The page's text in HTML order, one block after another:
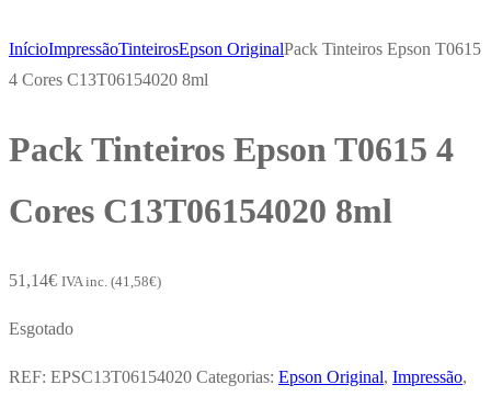
InícioImpressãoTinteirosEpson OriginalPack Tinteiros Epson T0615
4 Cores C13T06154020 8ml
Pack Tinteiros Epson T0615 4
Cores C13T06154020 8ml
51,14€ IVA inc. (41,58€)
Esgotado
REF: EPSC13T06154020 Categorias: Epson Original, Impressão,